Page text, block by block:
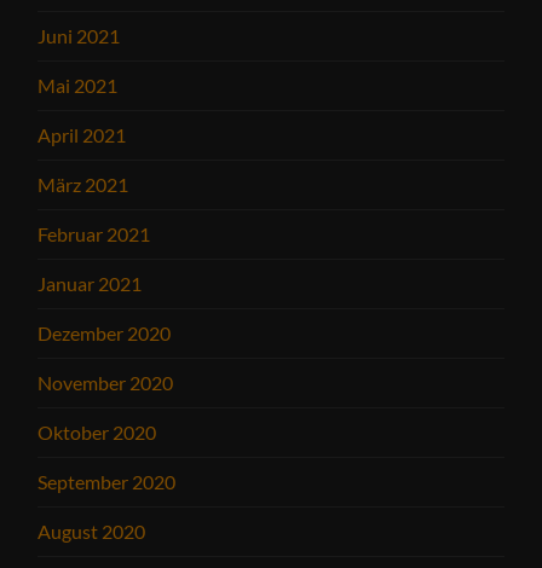
Juni 2021
Mai 2021
April 2021
März 2021
Februar 2021
Januar 2021
Dezember 2020
November 2020
Oktober 2020
September 2020
August 2020